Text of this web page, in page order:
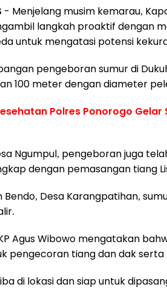
- Menjelang musim kemarau,
langkah proaktif dengan
untuk mengatasi potensi
pengeboran sumur di
100 meter dengan diameter
Polres Ponorogo
Ngumpul, pengeboran juga
dengan pemasangan tiang
Bendo, Desa Karangpatihan,
Agus Wibowo mengatakan
pengecoran tiang dan dak serta
di lokasi dan siap untuk